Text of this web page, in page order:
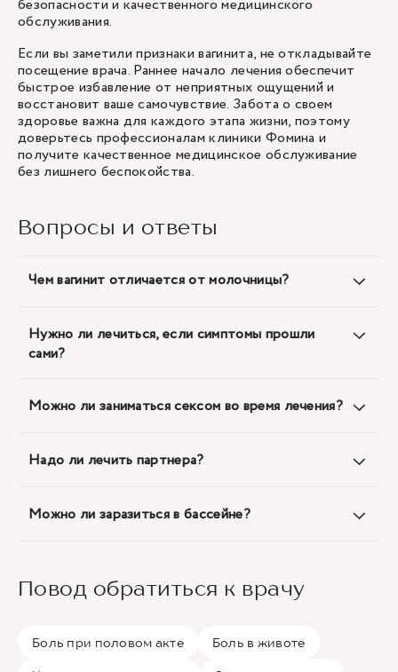
безопасности и качественного медицинского
обслуживания.
Если вы заметили признаки вагинита, не откладывайте
посещение врача. Раннее начало лечения обеспечит
быстрое избавление от неприятных ощущений и
восстановит ваше самочувствие. Забота о своем
здоровье важна для каждого этапа жизни, поэтому
доверьтесь профессионалам клиники Фомина и
получите качественное медицинское обслуживание
без лишнего беспокойства.
Вопросы и ответы
Чем вагинит отличается от молочницы?
Нужно ли лечиться, если симптомы прошли
сами?
Можно ли заниматься сексом во время лечения?
Надо ли лечить партнера?
Можно ли заразиться в бассейне?
Повод обратиться к врачу
Боль при половом акте Боль в животе